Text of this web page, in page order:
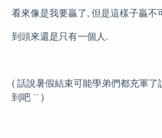
看來像是我要贏了, 但是這樣子贏不
到頭來還是只有一個人.
( 話說暑假結束可能學弟們都充軍了
到吧 ˊˋ )